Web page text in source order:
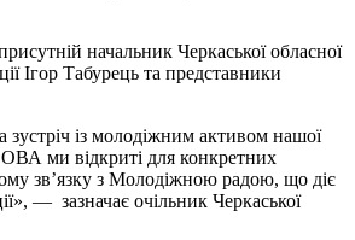
начальник Черкаської обласної
Ігор Табурець та представники
зустріч із молодіжним активом нашої
ми відкриті для конкретних
зв’язку з Молодіжною радою, що діє
— зазначає очільник Черкаської